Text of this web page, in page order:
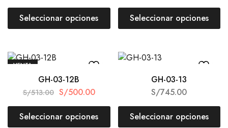
Seleccionar opciones Seleccionar opciones
VENTA
GH-03-12B
S/513.00 S/500.00
Seleccionar opciones
GH-03-13
S/745.00
Seleccionar opciones